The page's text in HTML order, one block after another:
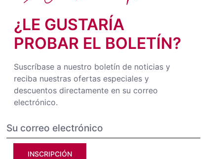
¿LE GUSTARÍA
PROBAR EL BOLETÍN?
Suscríbase a nuestro boletín de noticias y
reciba nuestras ofertas especiales y
descuentos directamente en su correo
electrónico.
INSCRIPCIÓN